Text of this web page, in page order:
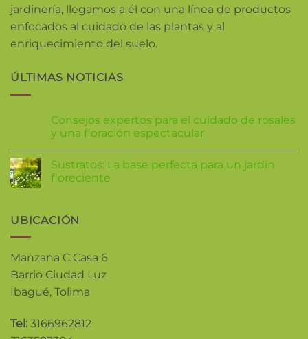
jardinería, llegamos a él con una línea de productos
enfocados al cuidado de las plantas y al
enriquecimiento del suelo.
ÚLTIMAS NOTICIAS
Consejos expertos para el cuidado de rosales
y una floración espectacular
Sustratos: La base perfecta para un jardín
floreciente
UBICACIÓN
Manzana C Casa 6
Barrio Ciudad Luz
Ibagué, Tolima
Tel: 3166962812